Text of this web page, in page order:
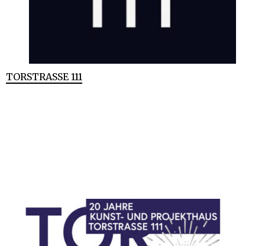
TORSTRASSE 111